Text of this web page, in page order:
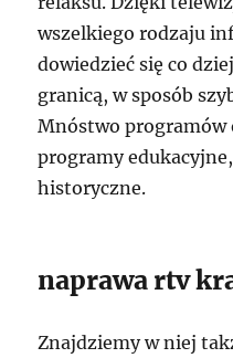
wszelkiego rodzaju
dowiedzieć się co
granicą, w sposób
Mnóstwo programów
programy
historyczne.
naprawa rtv
Znajdziemy w niej